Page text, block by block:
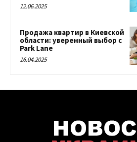
12.06.2025
Продажа квартир в Киевской
области: уверенный выбор с
Park Lane
16.04.2025